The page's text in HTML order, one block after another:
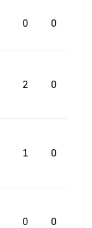
0 0
2 0
1 0
0 0